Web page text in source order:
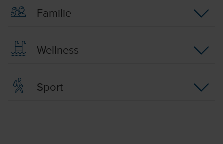
Familie
Wellness
Sport